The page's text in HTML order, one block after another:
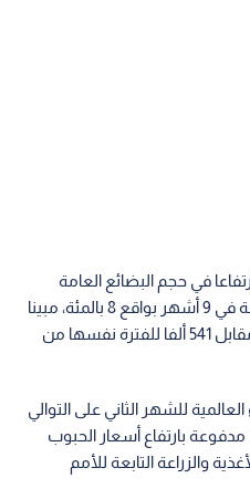
في حجم البضائع العامة
الواردة إلى المملكة عبر ميناء العقبة في 9 أشهر بواقع 8 بالمئة، مبينا
أنها وصلت إلى نحو 580 ألف طن مقابل 541 ألفا للفترة نفسها من
للشهر الثاني على التوالي
بارتفاع أسعار الحبوب
والزراعة التابعة للأمم